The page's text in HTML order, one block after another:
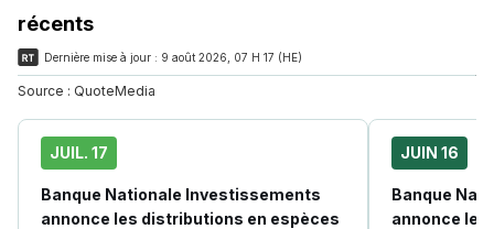
récents
Dernière mise à jour : 9 août 2026, 07 H 17 (HE)
Source : QuoteMedia
JUIL. 17
Banque Nationale Investissements
annonce les distributions en espèces
JUIN 16
Banque
annonce